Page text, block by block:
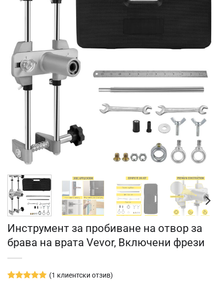
Инструмент за пробиване на отвор за
брава на врата Vevor, Включени фрези
(1 клиентски отзив)